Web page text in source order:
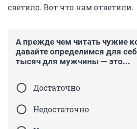
светило. Вот что нам ответили.
А прежде чем читать чужие
давайте определимся для
тысяч для мужчины — это...
Достаточно
Недостаточно